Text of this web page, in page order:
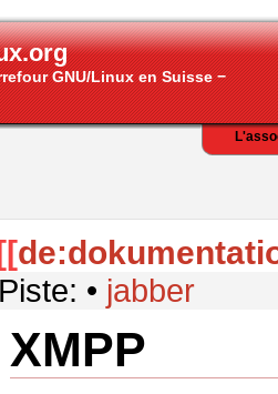
GNU/Linux en Suisse −
Piste: • jabber
XMPP